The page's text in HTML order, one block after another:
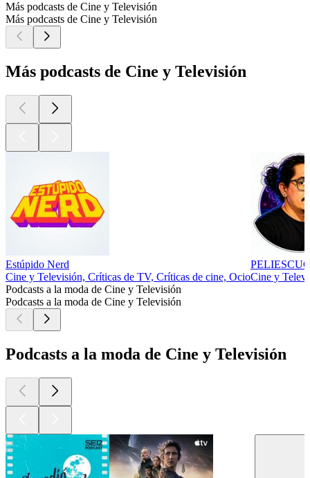
Más podcasts de Cine y Televisión
Más podcasts de Cine y Televisión
Más podcasts de Cine y Televisión
Estúpido Nerd
Cine y Televisión, Críticas de TV, Críticas de cine, OcioCine y
Podcasts a la moda de Cine y Televisión
Podcasts a la moda de Cine y Televisión
Podcasts a la moda de Cine y Televisión